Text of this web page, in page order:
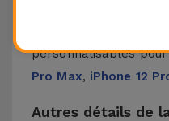
une touche moderne
Découvrez chez
personnalisables
Pro Max, iPhone 12
Autres détails de